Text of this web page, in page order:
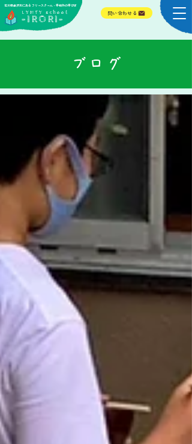
問い合わせる
​LYHTY school
-IRORI-
​石川県金沢市にある フリースクール・学校外の学びば
​ブログ